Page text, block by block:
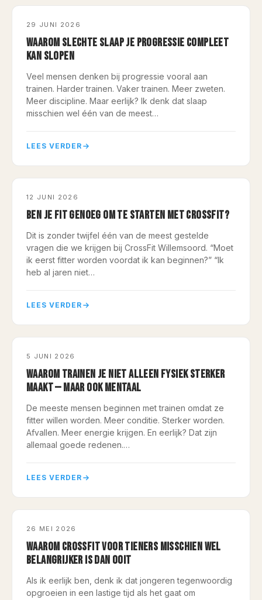
29 JUNI 2026
WAAROM SLECHTE SLAAP JE PROGRESSIE COMPLEET
KAN SLOPEN
Veel mensen denken bij progressie vooral aan
trainen. Harder trainen. Vaker trainen. Meer zweten.
Meer discipline. Maar eerlijk? Ik denk dat slaap
misschien wel één van de meest…
LEES VERDER
12 JUNI 2026
BEN JE FIT GENOEG OM TE STARTEN MET CROSSFIT?
Dit is zonder twijfel één van de meest gestelde
vragen die we krijgen bij CrossFit Willemsoord. “Moet
ik eerst fitter worden voordat ik kan beginnen?” “Ik
heb al jaren niet…
LEES VERDER
5 JUNI 2026
WAAROM TRAINEN JE NIET ALLEEN FYSIEK STERKER
MAAKT — MAAR OOK MENTAAL
De meeste mensen beginnen met trainen omdat ze
fitter willen worden. Meer conditie. Sterker worden.
Afvallen. Meer energie krijgen. En eerlijk? Dat zijn
allemaal goede redenen.…
LEES VERDER
26 MEI 2026
WAAROM CROSSFIT VOOR TIENERS MISSCHIEN WEL
BELANGRIJKER IS DAN OOIT
Als ik eerlijk ben, denk ik dat jongeren tegenwoordig
opgroeien in een lastige tijd als het gaat om